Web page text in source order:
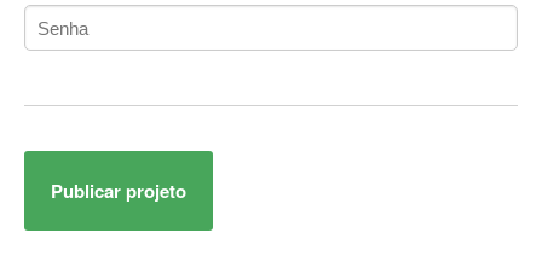
Administração de Banco de Dados
Administração de Redes
Administrador de Sistemas
Adobe After Effects
Adobe AIR
Publicar projeto